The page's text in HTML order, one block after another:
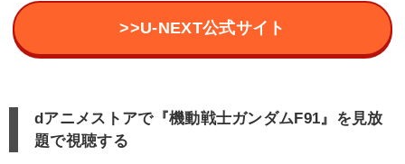
>>U-NEXT公式サイト
dアニメストアで『機動戦士ガンダムF91』を見放
題で視聴する